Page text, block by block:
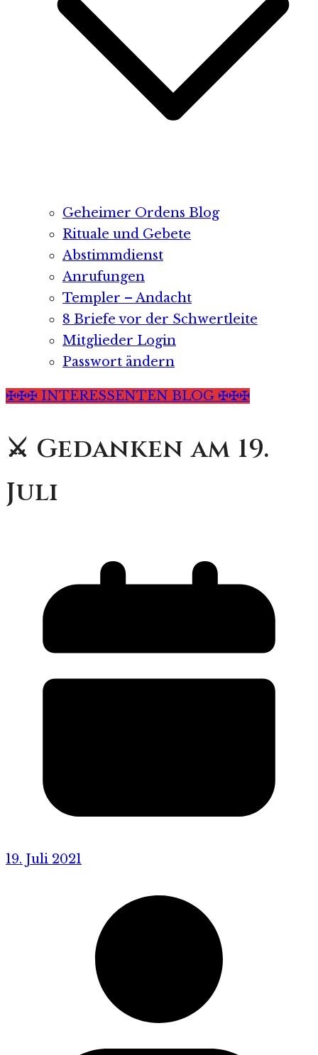
Geheimer Ordens Blog
Rituale und Gebete
Abstimmdienst
Anrufungen
Templer – Andacht
8 Briefe vor der Schwertleite
Mitglieder Login
Passwort ändern
✠✠✠ INTERESSENTEN BLOG ✠✠✠
⚔️ Gedanken am 19.
Juli
19. Juli 2021